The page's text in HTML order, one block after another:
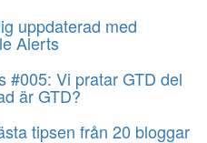
uppdaterad med
Alerts
#005: Vi pratar GTD del
är GTD?
tipsen från 20 bloggar